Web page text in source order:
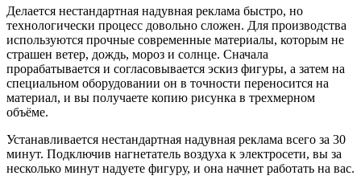
Делается нестандартная надувная реклама быстро, но
технологически процесс довольно сложен. Для производства
используются прочные современные материалы, которым не
страшен ветер, дождь, мороз и солнце. Сначала
прорабатывается и согласовывается эскиз фигуры, а затем на
специальном оборудовании он в точности переносится на
материал, и вы получаете копию рисунка в трехмерном
объёме.
Устанавливается нестандартная надувная реклама всего за 30
минут. Подключив нагнетатель воздуха к электросети, вы за
несколько минут надуете фигуру, и она начнет работать на вас.